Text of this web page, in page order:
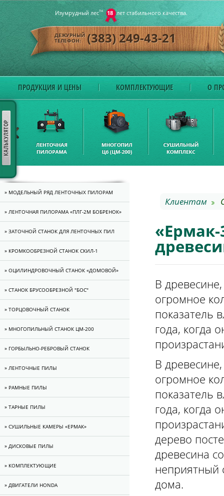
Изумрудный лесТМ 18 лет стабильного качества.
ДЕЖУРНЫЙ
ТЕЛЕФОН: (383) 249-43-21
ПРОДУКЦИЯ И ЦЕНЫ КОМПЛЕКТУЮЩИЕ О
» МОДЕЛЬНЫЙ РЯД ЛЕНТОЧНЫХ ПИЛОРАМ
» ЛЕНТОЧНАЯ ПИЛОРАМА «ПЛГ-2M БОБРЕНОК»
» ЗАТОЧНОЙ СТАНОК ДЛЯ ЛЕНТОЧНЫХ ПИЛ
» КРОМКООБРЕЗНОЙ СТАНОК СКИЛ-1
» ОЦИЛИНДРОВОЧНЫЙ СТАНОК «ДОМОВОЙ»
» СТАНОК БРУСООБРЕЗНОЙ "БОС"
» ТОРЦОВОЧНЫЙ СТАНОК
» МНОГОПИЛЬНЫЙ СТАНОК ЦМ-200
» ГОРБЫЛЬНО-РЕБРОВЫЙ СТАНОК
» ЛЕНТОЧНЫЕ ПИЛЫ
» РАМНЫЕ ПИЛЫ
» ТАРНЫЕ ПИЛЫ
» CУШИЛЬНЫЕ КАМЕРЫ «ЕРМАК»
» ДИСКОВЫЕ ПИЛЫ
» КОМПЛЕКТУЮЩИЕ
» ДВИГАТЕЛИ HONDA
Клиентам
В
огромное
показатель
года, когда
В
огромное
показатель
года, когда
дерево
древесина
неприятный
дома.